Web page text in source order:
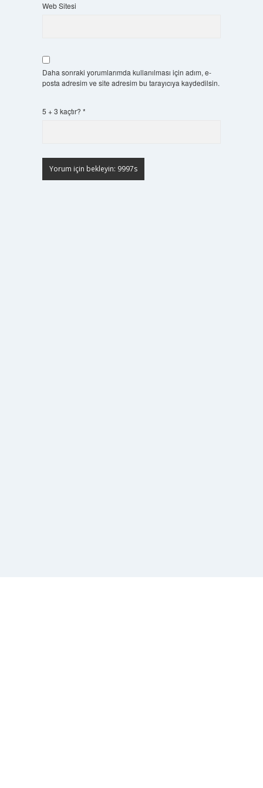
Web Sitesi
Daha sonraki yorumlarımda kullanılması için adım, e-
posta adresim ve site adresim bu tarayıcıya kaydedilsin.
5 + 3 kaçtır? *